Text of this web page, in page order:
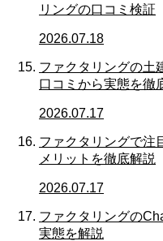
リングの口コミ検証
2026.07.18
ファクタリングの土
口コミから実態を徹
2026.07.17
ファクタリングで注
メリットを徹底解説
2026.07.17
ファクタリングの
実態を解説